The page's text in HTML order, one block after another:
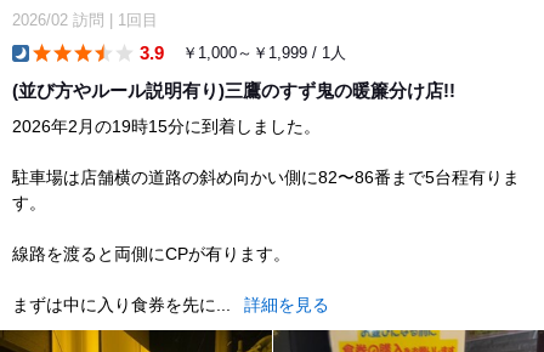
2026/02 訪問 | 1回目
3.9 ￥1,000～￥1,999 / 1人
(並び方やルール説明有り)三鷹のすず鬼の暖簾分け店!!
2026年2月の19時15分に到着しました。
駐車場は店舗横の道路の斜め向かい側に82〜86番まで5台程有りま
す。
線路を渡ると両側にCPが有ります。
まずは中に入り食券を先に... 詳細を見る